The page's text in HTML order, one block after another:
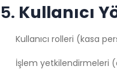
5. Kullanıcı
Kullanıcı rolleri (kasa
İşlem yetkilendirmeleri